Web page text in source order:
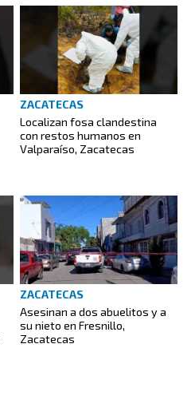
ZACATECAS
Localizan fosa clandestina
con restos humanos en
Valparaíso, Zacatecas
ZACATECAS
Asesinan a dos abuelitos y a
su nieto en Fresnillo,
Zacatecas